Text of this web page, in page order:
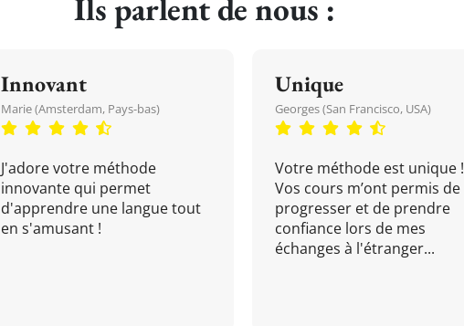
Ils parlent de nous :
Innovant
Marie (Amsterdam, Pays-bas)
J'adore votre méthode
innovante qui permet
d'apprendre une langue tout
en s'amusant !
Unique
Georges (San Francisco, USA)
Votre méthode est unique !
Vos cours m’ont permis de
progresser et de prendre
confiance lors de mes
échanges à l'étranger...